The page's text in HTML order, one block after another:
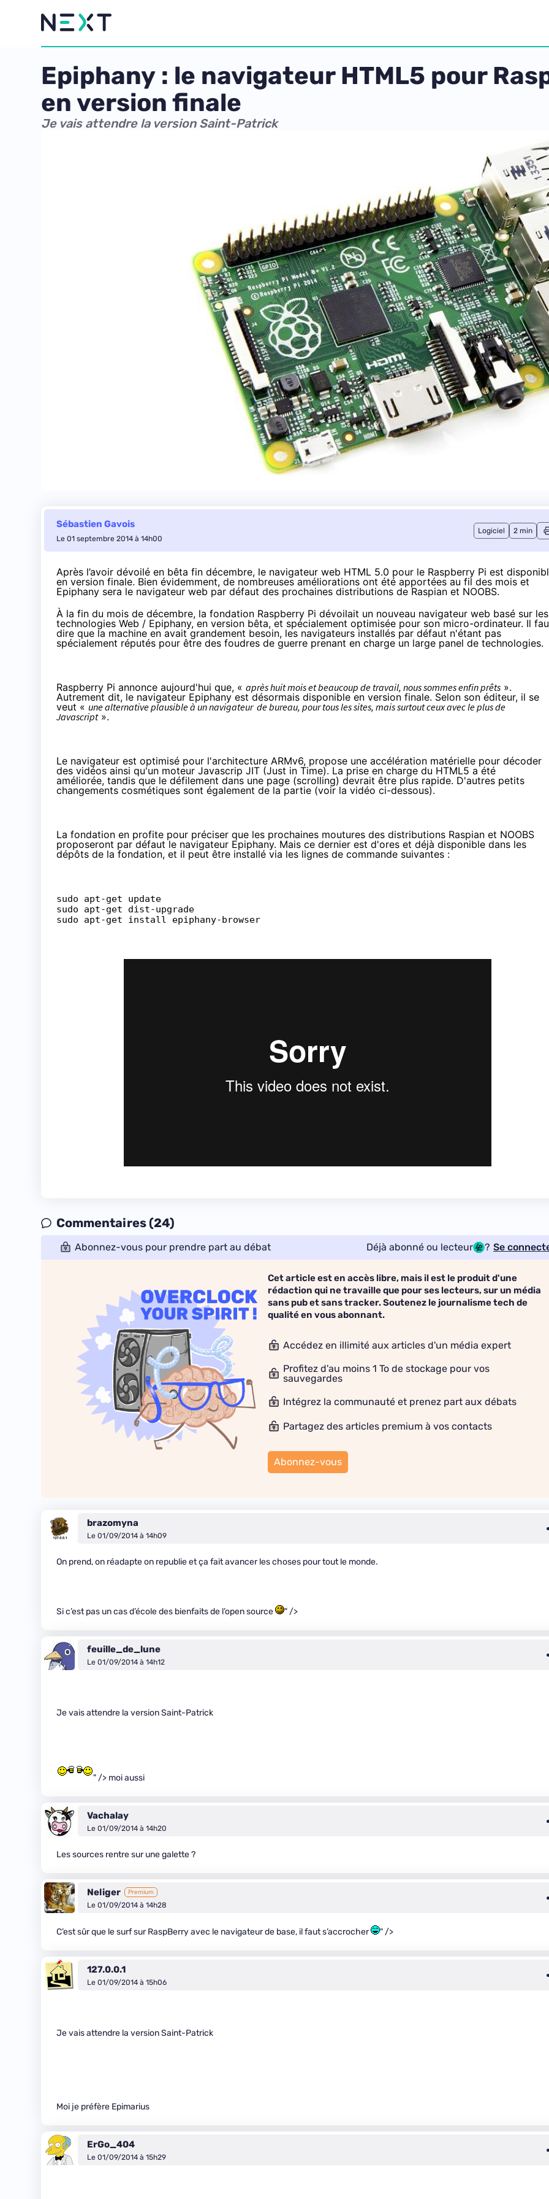
Epiphany : le navigateur HTML5 pour
en version finale
Je vais attendre la version Saint-Patrick
Sébastien Gavois
Le 01 septembre 2014 à 14h00
Logiciel 2 min
Après l’avoir dévoilé en bêta fin décembre, le navigateur web HTML 5.0 pour le Raspberry Pi est
en version finale. Bien évidemment, de nombreuses améliorations ont été apportées au fil des mois et
Epiphany sera le navigateur web par défaut des prochaines distributions de Raspian et NOOBS.
À la fin du mois de décembre, la fondation Raspberry Pi dévoilait un nouveau navigateur web basé sur les
technologies Web / Epiphany, en version bêta, et spécialement optimisée pour son micro-ordinateur. Il
dire que la machine en avait grandement besoin, les navigateurs installés par défaut n'étant pas
spécialement réputés pour être des foudres de guerre prenant en charge un large panel de technologies.
Raspberry Pi annonce aujourd'hui que, « après huit mois et beaucoup de travail, nous sommes enfin prêts ».
Autrement dit, le navigateur Epiphany est désormais disponible en version finale. Selon son éditeur, il se
veut « une alternative plausible à un navigateur de bureau, pour tous les sites, mais surtout ceux avec le plus de
Javascript».
Le navigateur est optimisé pour l'architecture ARMv6, propose une accélération matérielle pour décoder
des vidéos ainsi qu'un moteur Javascrip JIT (Just in Time). La prise en charge du HTML5 a été
améliorée, tandis que le défilement dans une page (scrolling) devrait être plus rapide. D'autres petits
changements cosmétiques sont également de la partie (voir la vidéo ci-dessous).
La fondation en profite pour préciser que les prochaines moutures des distributions Raspian et NOOBS
proposeront par défaut le navigateur Epiphany. Mais ce dernier est d'ores et déjà disponible dans les
dépôts de la fondation, et il peut être installé via les lignes de commande suivantes :
sudo apt-get update
sudo apt-get dist-upgrade
sudo apt-get install epiphany-browser
Commentaires (24)
Abonnez-vous pour prendre part au débat Déjà abonné ou lecteur ? Se
Cet article est en accès libre, mais il est le produit d'une
rédaction qui ne travaille que pour ses lecteurs, sur un média
sans pub et sans tracker. Soutenez le journalisme tech de
qualité en vous abonnant.
Accédez en illimité aux articles d'un média expert
Profitez d'au moins 1 To de stockage pour vos
sauvegardes
Intégrez la communauté et prenez part aux débats
Partagez des articles premium à vos contacts
Abonnez-vous
brazomyna
Le 01/09/2014 à 14h09
On prend, on réadapte on republie et ça fait avancer les choses pour tout le monde.
Si c’est pas un cas d’école des bienfaits de l’open source " />
feuille_de_lune
Le 01/09/2014 à 14h12
Je vais attendre la version Saint-Patrick
" /> moi aussi
Vachalay
Le 01/09/2014 à 14h20
Les sources rentre sur une galette ?
Neliger Premium
Le 01/09/2014 à 14h28
C’est sûr que le surf sur RaspBerry avec le navigateur de base, il faut s’accrocher " />
127.0.0.1
Le 01/09/2014 à 15h06
Je vais attendre la version Saint-Patrick
Moi je préfère Epimarius
ErGo_404
Le 01/09/2014 à 15h29